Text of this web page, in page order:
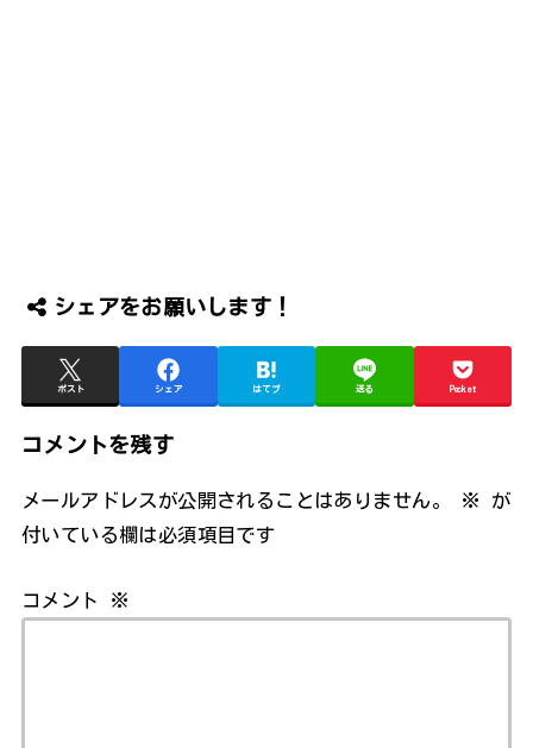
シェアをお願いします！
ポスト シェア はてブ 送る Pocket
コメントを残す
メールアドレスが公開されることはありません。 ※
が
付いている欄は必須項目です
コメント ※